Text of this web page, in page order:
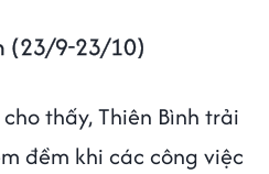
(23/9-23/10)
thấy, Thiên Bình trải
đềm khi các công việc